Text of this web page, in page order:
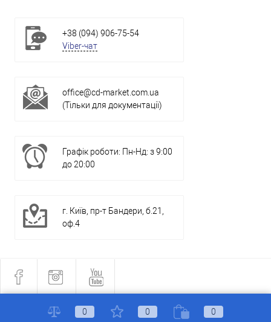
+38 (094) 906-75-54
Viber-чат
office@cd-market.com.ua
(Тільки для документації)
Графік роботи: Пн-Нд: з 9:00
до 20:00
г. Київ, пр-т Бандери, б.21,
оф.4
0 0 0